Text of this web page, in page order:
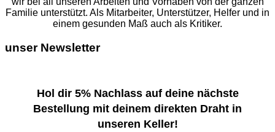
Familie unterstützt. Als Mitarbeiter, Unterstützer, Helfer und in
einem gesunden Maß auch als Kritiker.
unser Newsletter
Hol dir 5% Nachlass auf deine nächste
Bestellung mit deinem direkten Draht in
unseren Keller!